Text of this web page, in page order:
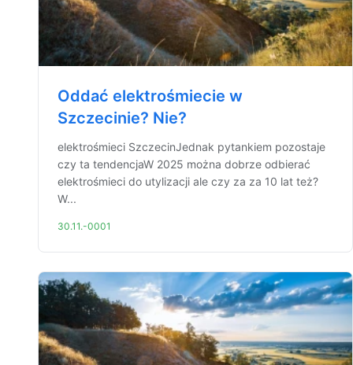
Oddać elektrośmiecie w
Szczecinie? Nie?
elektrośmieci SzczecinJednak pytankiem pozostaje
czy ta tendencjaW 2025 można dobrze odbierać
elektrośmieci do utylizacji ale czy za za 10 lat też?
W...
30.11.-0001